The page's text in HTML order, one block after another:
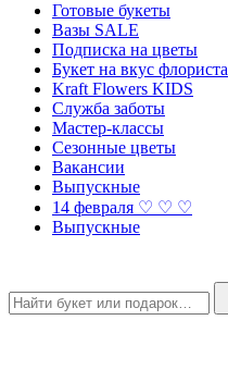
Готовые букеты
Вазы SALE
Подписка на цветы
Букет на вкус флориста
Kraft Flowers KIDS
Служба заботы
Мастер-классы
Сезонные цветы
Вакансии
Выпускные
14 февраля ♡ ♡ ♡
Выпускные